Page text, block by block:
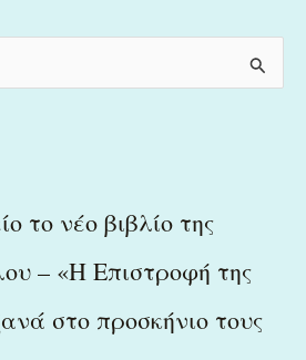
το νέο βιβλίο της
– «Η Επιστροφή της
στο προσκήνιο τους